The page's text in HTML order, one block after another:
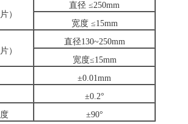
）
直径 ≤250mm
宽度 ≤15mm
）
直径130~250mm
宽度≤15mm
±0.01mm
±0.2°
±90°